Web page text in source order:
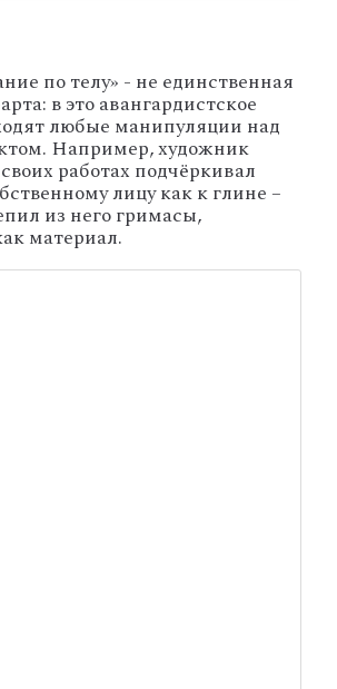
по телу» - не единственная
в это авангардистское
любые манипуляции над
Например, художник
работах подчёркивал
лицу как к глине –
из него гримасы,
материал.